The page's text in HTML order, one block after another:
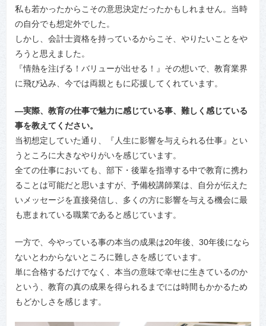
私も若かったからこその意思決定だったかもしれません。当時
の自分でも想定外でした。
しかし、会計士資格を持っているからこそ、やりたいことをや
ろうと思えました。
『情熱を注げる！バリューが出せる！』その想いで、教育業界
に飛び込み、今では両親ともに応援してくれています。
―実際、教育の仕事で魅力に感じている事、難しく感じている
事を教えてください。
当初想定していた通り、『人生に影響を与えられる仕事』とい
うところに大きなやりがいを感じています。
全ての仕事においても、部下・後輩を指導する中で教育に携わ
ることは可能だと思いますが、予備校講師業は、自分が伝えた
いメッセージを直接発信し、多くの方に影響を与える機会に最
も恵まれている職業であると感じています。
一方で、今やっている事の本当の成果は20年後、30年後になら
ないとわからないところに難しさを感じています。
単に合格するだけでなく、本当の意味で幸せに生きているのか
という、教育の真の成果を得られるまでには時間もかかるため
もどかしさを感じます。